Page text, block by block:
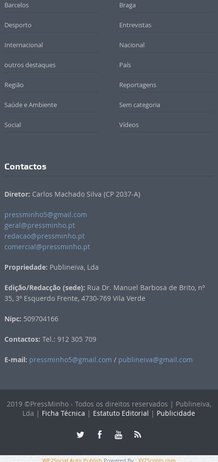
Barcelos Braga
Desporto Entrevistas
Internacional Nacional
outros destaques País
Região Reportagens
Saúde e Ambiente Sem categoria
Social Vídeos
Contactos
Diretor: Carlos Machado Silva (CP 2037-A)
pressminho5@gmail.com
geral@pressminho.pt
redacao@pressminho.pt
comercial@pressminho.pt
Propriedade: Publineiva, Lda
Edição/Redacção (sede): Rua Dr. Manuel Barbosa de Brito, nº
35, 3º Esquerdo Frente, 4730-769 Vila Verde
Nipc: 509704166
Contactos: Tel.: 912 305 709
E-mail: pressminho5@gmail.com / publineiva@gmail.com
2019 ©PressMinho - Todos os direitos reservados | Publineiva,
Lda | Ficha Técnica | Estatuto Editorial | Publicidade
WP2Social Auto Publish Powered By : XYZScripts.com